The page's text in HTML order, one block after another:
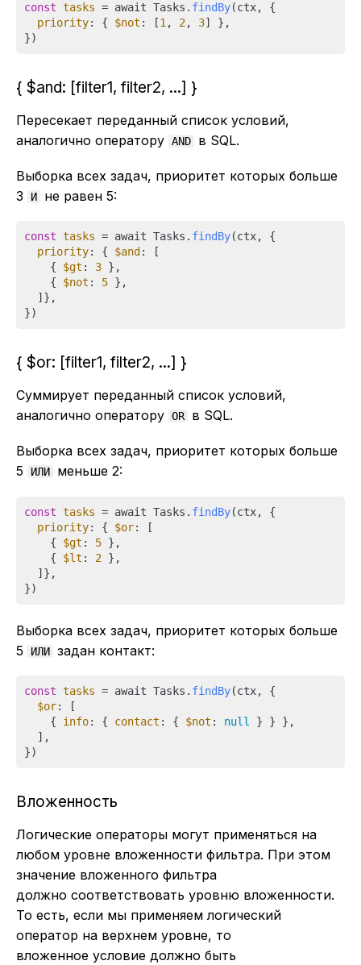
const tasks = await Tasks. findBy(ctx, {
priority: { $not : [1, 2, 3] },
{ $and: [filter1, filter2, ...] }
Пересекает переданный список условий,
аналогично оператору AND в SQL.
Выборка всех задач, приоритет которых больше
3
И не равен 5:
const tasks = await Tasks. findBy(ctx, {
priority: { $and : [
    {
$gt : 3 },
    {
$not : 5 },
  ]},
{ $or: [filter1, filter2, ...] }
Суммирует переданный список условий,
аналогично оператору OR в SQL.
Выборка всех задач, приоритет которых больше
5
ИЛИ меньше 2:
const tasks = await Tasks. findBy(ctx, {
priority: { $or: [
    {
$gt : 5 },
    {
$lt : 2 },
  ]},
Выборка всех задач, приоритет которых больше
5
ИЛИ задан контакт:
const tasks = await Tasks. findBy(ctx, {
$or: [
    {
info: { contact : { $not : null
} } },
  ],
Вложенность
Логические операторы могут применяться на
любом уровне вложенности фильтра. При этом
значение вложенного фильтра
должно соответствовать уровню вложенности.
То есть, если мы применяем логический
оператор на верхнем уровне, то
вложенное условие должно быть